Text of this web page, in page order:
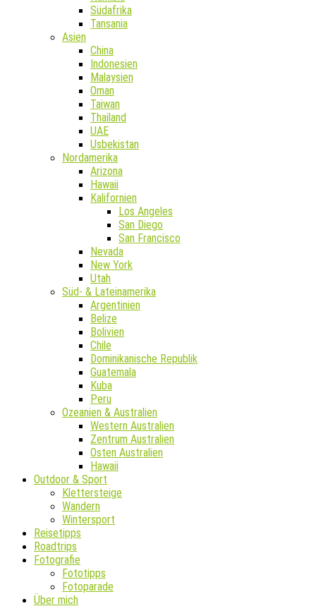
Südafrika
Tansania
Asien
China
Indonesien
Malaysien
Oman
Taiwan
Thailand
UAE
Usbekistan
Nordamerika
Arizona
Hawaii
Kalifornien
Los Angeles
San Diego
San Francisco
Nevada
New York
Utah
Süd- & Lateinamerika
Argentinien
Belize
Bolivien
Chile
Dominikanische Republik
Guatemala
Kuba
Peru
Ozeanien & Australien
Western Australien
Zentrum Australien
Osten Australien
Hawaii
Outdoor & Sport
Klettersteige
Wandern
Wintersport
Reisetipps
Roadtrips
Fotografie
Fototipps
Fotoparade
Über mich